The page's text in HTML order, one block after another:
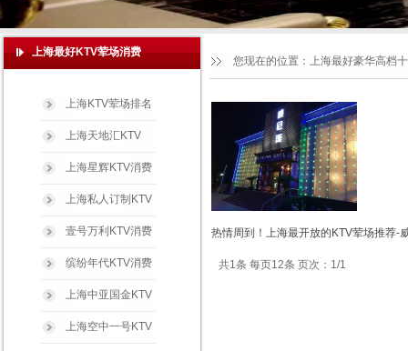
热情周到！上海最开放的KTV荤场推荐-
共1条 每页12条 页次：1/1
您现在的位置： 上海最好豪华高档
上海最好KTV荤场消费
上海KTV荤场排名
上海天地汇KTV
上海星辉KTV消费
上海私人订制KTV
壹号万利KTV消费
缤纷年代KTV消费
上海中亚国金KTV
上海空中一号KTV